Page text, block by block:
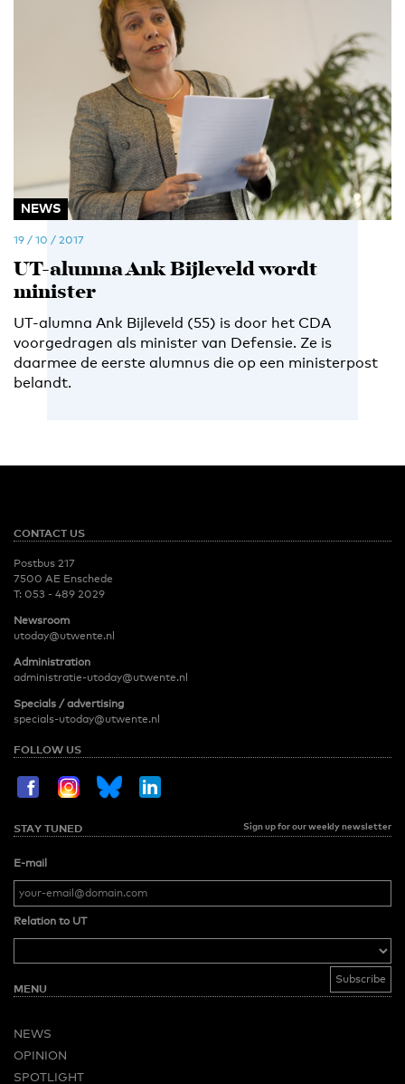
NEWS
19 / 10 / 2017
UT-alumna Ank Bijleveld wordt
minister
UT-alumna Ank Bijleveld (55) is door het CDA
voorgedragen als minister van Defensie. Ze is
daarmee de eerste alumnus die op een ministerpost
belandt.
CONTACT US
Postbus 217
7500 AE Enschede
T: 053 - 489 2029
Newsroom
utoday@utwente.nl
Administration
administratie-utoday@utwente.nl
Specials / advertising
specials-utoday@utwente.nl
FOLLOW US
STAY TUNED Sign up for our weekly newsletter
E-mail
Relation to UT
MENU
NEWS
OPINION
SPOTLIGHT